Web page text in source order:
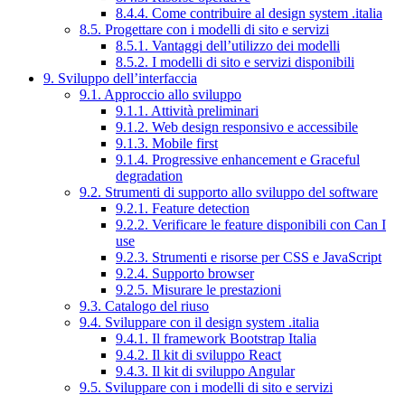
8.4.4. Come contribuire al design system .italia
8.5. Progettare con i modelli di sito e servizi
8.5.1. Vantaggi dell’utilizzo dei modelli
8.5.2. I modelli di sito e servizi disponibili
9. Sviluppo dell’interfaccia
9.1. Approccio allo sviluppo
9.1.1. Attività preliminari
9.1.2. Web design responsivo e accessibile
9.1.3. Mobile first
9.1.4. Progressive enhancement e Graceful
degradation
9.2. Strumenti di supporto allo sviluppo del software
9.2.1. Feature detection
9.2.2. Verificare le feature disponibili con Can I
use
9.2.3. Strumenti e risorse per CSS e JavaScript
9.2.4. Supporto browser
9.2.5. Misurare le prestazioni
9.3. Catalogo del riuso
9.4. Sviluppare con il design system .italia
9.4.1. Il framework Bootstrap Italia
9.4.2. Il kit di sviluppo React
9.4.3. Il kit di sviluppo Angular
9.5. Sviluppare con i modelli di sito e servizi